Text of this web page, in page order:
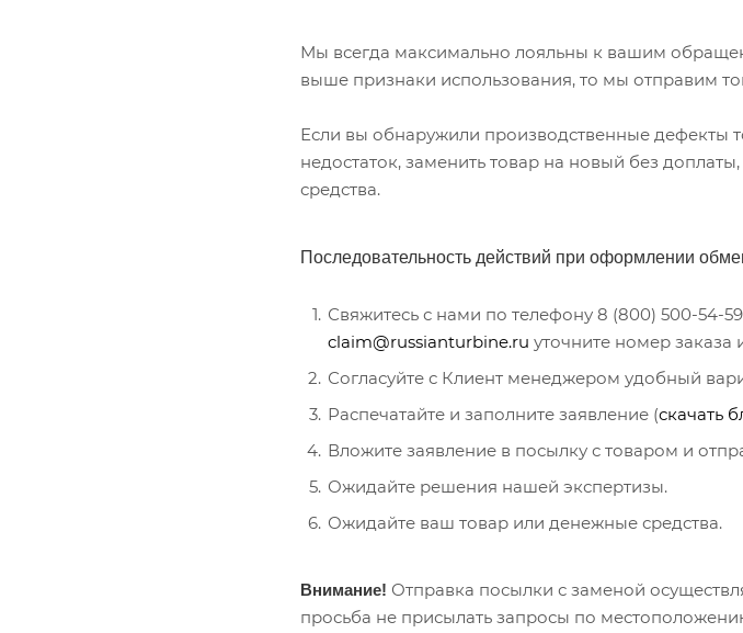
Мы всегда максимально лояльны к вашим
выше признаки использования, то мы отправим
Если вы обнаружили производственные дефекты
недостаток, заменить товар на новый без
средства.
Последовательность действий при оформлении
Свяжитесь с нами по телефону 8 (800) 500-54-
claim@russianturbine.ru уточните номер
Согласуйте с Клиент менеджером удобный
Распечатайте и заполните заявление (скачать
Вложите заявление в посылку с товаром и
Ожидайте решения нашей экспертизы.
Ожидайте ваш товар или денежные средства.
Внимание! Отправка посылки с заменой
просьба не присылать запросы по